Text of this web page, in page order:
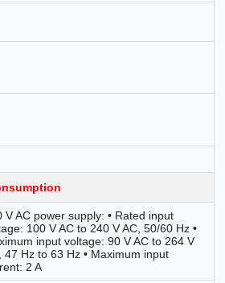
V AC power supply: • Rated input
100 V AC to 240 V AC, 50/60 Hz •
input voltage: 90 V AC to 264 V
47 Hz to 63 Hz • Maximum input
2 A